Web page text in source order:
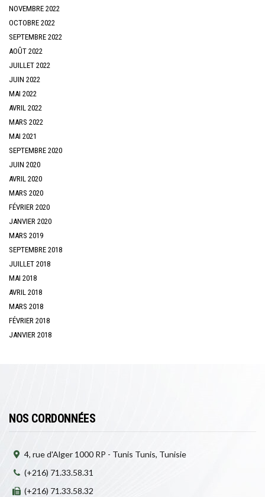
NOVEMBRE 2022
OCTOBRE 2022
SEPTEMBRE 2022
AOÛT 2022
JUILLET 2022
JUIN 2022
MAI 2022
AVRIL 2022
MARS 2022
MAI 2021
SEPTEMBRE 2020
JUIN 2020
AVRIL 2020
MARS 2020
FÉVRIER 2020
JANVIER 2020
MARS 2019
SEPTEMBRE 2018
JUILLET 2018
MAI 2018
AVRIL 2018
MARS 2018
FÉVRIER 2018
JANVIER 2018
NOS CORDONNÉES
4, rue d'Alger 1000 RP - Tunis Tunis, Tunisie
(+216) 71.33.58.31
(+216) 71.33.58.32